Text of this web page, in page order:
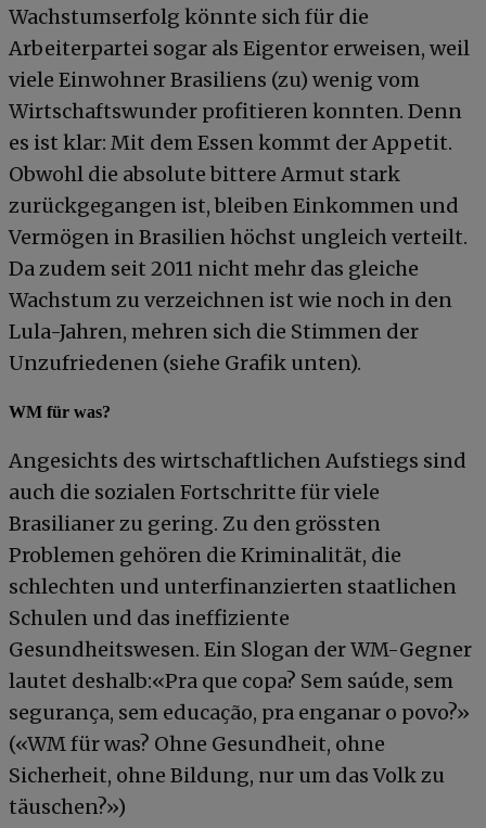
Wachstumserfolg könnte sich für die
Arbeiterpartei sogar als Eigentor erweisen, weil
viele Einwohner Brasiliens (zu) wenig vom
Wirtschaftswunder profitieren konnten. Denn
es ist klar: Mit dem Essen kommt der Appetit.
Obwohl die absolute bittere Armut stark
zurückgegangen ist, bleiben Einkommen und
Vermögen in Brasilien höchst ungleich verteilt.
Da zudem seit 2011 nicht mehr das gleiche
Wachstum zu verzeichnen ist wie noch in den
Lula-Jahren, mehren sich die Stimmen der
Unzufriedenen (siehe Grafik unten).
WM für was?
Angesichts des wirtschaftlichen Aufstiegs sind
auch die sozialen Fortschritte für viele
Brasilianer zu gering. Zu den grössten
Problemen gehören die Kriminalität, die
schlechten und unterfinanzierten staatlichen
Schulen und das ineffiziente
Gesundheitswesen. Ein Slogan der WM-Gegner
lautet deshalb:«Pra que copa? Sem saúde, sem
segurança, sem educação, pra enganar o povo?»
(«WM für was? Ohne Gesundheit, ohne
Sicherheit, ohne Bildung, nur um das Volk zu
täuschen?»)